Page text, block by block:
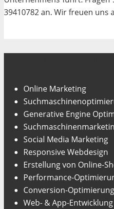
39410782 an. Wir freuen uns
Online Marketing
Generative Engine
Social Media Marketing
Responsive Webdesign
Erstellung von Online-
Performance-
Conversion-Optimierung
Web- & App-Entwicklung